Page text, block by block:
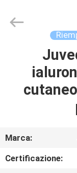
PRODOTTI
DI
NOI
International
Trading
Marca:
Certificazione: